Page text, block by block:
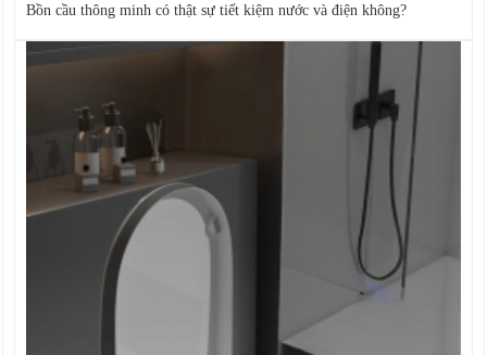
Bồn cầu thông minh có thật sự tiết kiệm nước và điện không?